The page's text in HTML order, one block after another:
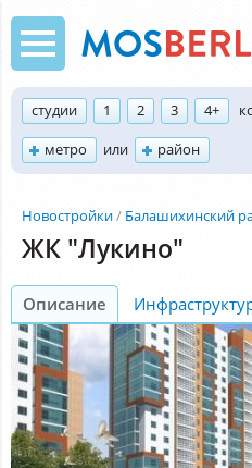
студии 1 2 3 4+
метро
или район
Новостройки Балашихинский
ЖК "Лукино"
Описание